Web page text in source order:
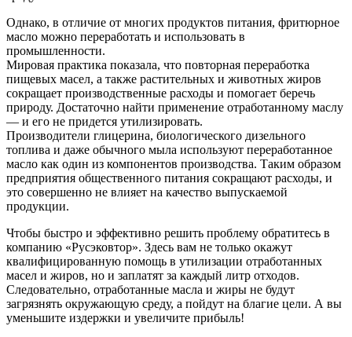
Однако, в отличие от многих продуктов питания, фритюрное
масло можно переработать и использовать в
промышленности.
Мировая практика показала, что повторная переработка
пищевых масел, а также растительных и животных жиров
сокращает производственные расходы и помогает беречь
природу. Достаточно найти применение отработанному маслу
— и его не придется утилизировать.
Производители глицерина, биологического дизельного
топлива и даже обычного мыла используют переработанное
масло как один из компонентов производства. Таким образом
предприятия общественного питания сокращают расходы, и
это совершенно не влияет на качество выпускаемой
продукции.
Чтобы быстро и эффективно решить проблему обратитесь в
компанию «Русэковтор». Здесь вам не только окажут
квалифицированную помощь в утилизации отработанных
масел и жиров, но и заплатят за каждый литр отходов.
Следовательно, отработанные масла и жиры не будут
загрязнять окружающую среду, а пойдут на благие цели. А вы
уменьшите издержки и увеличите прибыль!